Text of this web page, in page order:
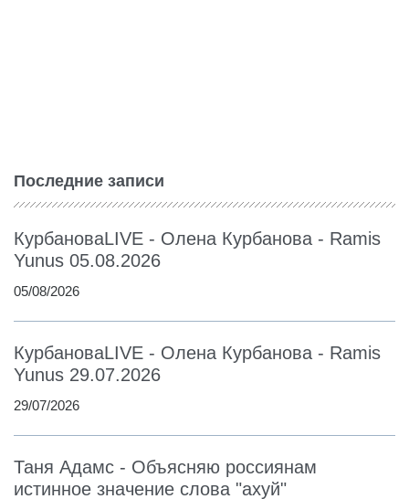
Последние записи
КурбановаLIVE - Олена Курбанова - Ramis
Yunus 05.08.2026
05/08/2026
КурбановаLIVE - Олена Курбанова - Ramis
Yunus 29.07.2026
29/07/2026
Таня Адамс - Объясняю россиянам
истинное значение слова "ахуй"